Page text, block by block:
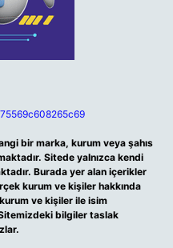
bir marka, kurum veya şahıs
Sitede yalnızca kendi
Burada yer alan içerikler
kurum ve kişiler hakkında
ve kişiler ile isim
bilgiler taslak